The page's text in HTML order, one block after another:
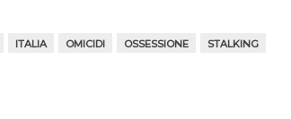
ITALIA OMICIDI OSSESSIONE
STALKING